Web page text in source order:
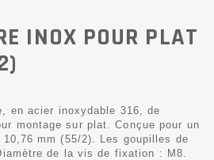
INOX POUR PLAT
en acier inoxydable 316, de
montage sur plat. Conçue pour un
mm (55/2). Les goupilles de
de la vis de fixation : M8.